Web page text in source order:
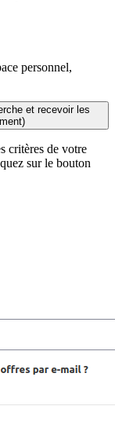
personnel,
et recevoir les
critères de votre
sur le bouton